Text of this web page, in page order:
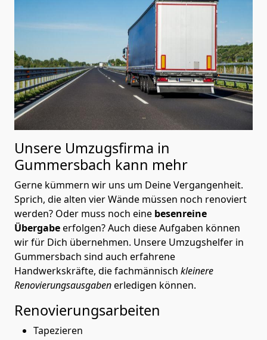
Unsere Umzugsfirma in
Gummersbach kann mehr
Gerne kümmern wir uns um Deine Vergangenheit.
Sprich, die alten vier Wände müssen noch renoviert
werden? Oder muss noch eine besenreine
Übergabeerfolgen? Auch diese Aufgaben können
wir für Dich übernehmen. Unsere Umzugshelfer in
Gummersbach sind auch erfahrene
Handwerkskräfte, die fachmännisch kleinere
Renovierungsausgabenerledigen können.
Renovierungsarbeiten
Tapezieren